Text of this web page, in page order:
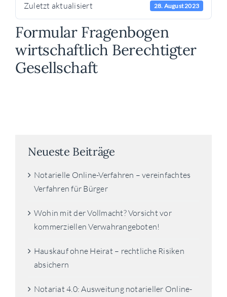
Zuletzt aktualisiert 28. August 2023
Formular Fragenbogen
wirtschaftlich Berechtigter
Gesellschaft
Neueste Beiträge
Notarielle Online-Verfahren – vereinfachtes
Verfahren für Bürger
Wohin mit der Vollmacht? Vorsicht vor
kommerziellen Verwahrangeboten!
Hauskauf ohne Heirat – rechtliche Risiken
absichern
Notariat 4.0: Ausweitung notarieller Online-